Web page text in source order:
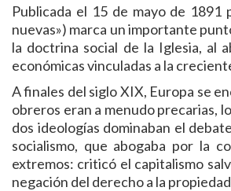
Publicada el 15 de mayo de
nuevas») marca un importante
la doctrina social de la Iglesia, al
económicas vinculadas a la
A finales del siglo XIX, Europa se
obreros eran a menudo precarias,
dos ideologías dominaban el
socialismo, que abogaba por la
extremos: criticó el capitalismo
negación del derecho a la